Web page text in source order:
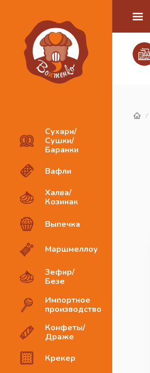
Сухари/
Сушки/
Баранки
Вафли
Халва/
Козинак
Выпечка
Маршмеллоу
Зефир/
Безе
Импортное
производство
Конфеты/
Драже
Крекер
/